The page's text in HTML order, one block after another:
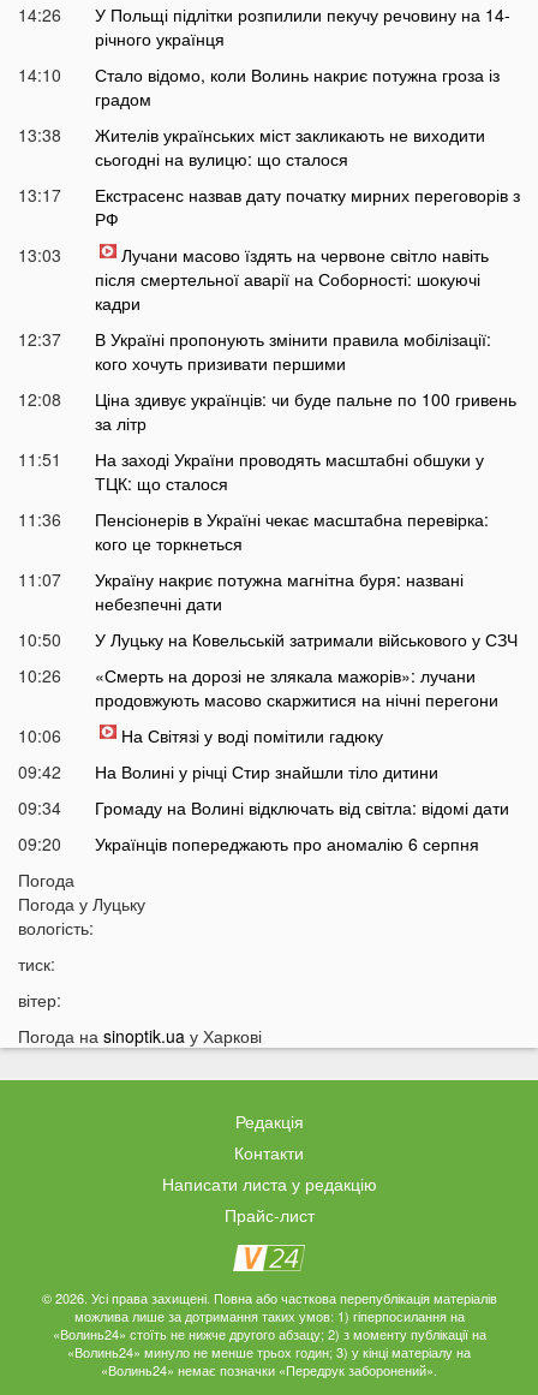
14:26
У Польщі підлітки розпилили пекучу речовину на 14-
річного українця
14:10
Стало відомо, коли Волинь накриє потужна гроза із
градом
13:38
Жителів українських міст закликають не виходити
сьогодні на вулицю: що сталося
13:17
Екстрасенс назвав дату початку мирних переговорів з
РФ
13:03
Лучани масово їздять на червоне світло навіть
після смертельної аварії на Соборності: шокуючі
кадри
12:37
В Україні пропонують змінити правила мобілізації:
кого хочуть призивати першими
12:08
Ціна здивує українців: чи буде пальне по 100 гривень
за літр
11:51
На заході України проводять масштабні обшуки у
ТЦК: що сталося
11:36
Пенсіонерів в Україні чекає масштабна перевірка:
кого це торкнеться
11:07
Україну накриє потужна магнітна буря: названі
небезпечні дати
10:50
У Луцьку на Ковельській затримали військового у СЗЧ
10:26
«Смерть на дорозі не злякала мажорів»: лучани
продовжують масово скаржитися на нічні перегони
10:06
На Світязі у воді помітили гадюку
09:42
На Волині у річці Стир знайшли тіло дитини
09:34
Громаду на Волині відключать від світла: відомі дати
09:20
Українців попереджають про аномалію 6 серпня
09:05
вважався зниклим безвісти
21:32
20:21
Ці продукти потрібно викинути через 48 годин: вони
можуть бути небезпечними
кого це стосується
Що категорично заборонено робити на Яблучний
Спас: повний перелік
Водіїв в Україні можуть оштрафувати на 1190 гривень
На Волині рясно ростуть маслюки: показали
місце, де шукати гриби
17:38
Деякі продукти можуть зникнути з полиць магазинів:
які міста під загрозою
Погода
Погода у Луцьку
вологість:
тиск:
вітер:
Погода на sinoptik.ua у Харкові
Редакція
Контакти
Написати листа у редакцію
Прайс-лист
© 2026. Усі права захищені. Повна або часткова перепублікація матеріалів
можлива лише за дотримання таких умов: 1) гіперпосилання на
«Волинь24» стоїть не нижче другого абзацу; 2) з моменту публікації на
«Волинь24» минуло не менше трьох годин; 3) у кінці матеріалу на
«Волинь24» немає позначки «Передрук заборонений».